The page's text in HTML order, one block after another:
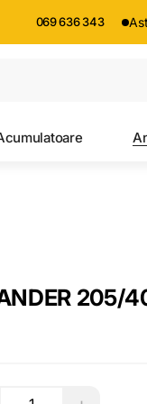
069 636 343
205/